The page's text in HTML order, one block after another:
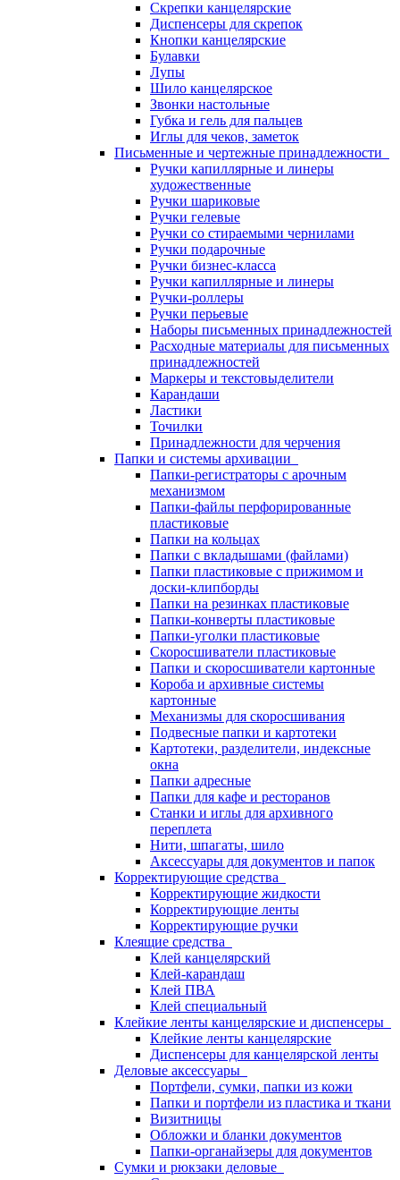
Скрепки канцелярские
Диспенсеры для скрепок
Кнопки канцелярские
Булавки
Лупы
Шило канцелярское
Звонки настольные
Губка и гель для пальцев
Иглы для чеков, заметок
Письменные и чертежные принадлежности
Ручки капиллярные и линеры
художественные
Ручки шариковые
Ручки гелевые
Ручки со стираемыми чернилами
Ручки подарочные
Ручки бизнес-класса
Ручки капиллярные и линеры
Ручки-роллеры
Ручки перьевые
Наборы письменных принадлежностей
Расходные материалы для письменных
принадлежностей
Маркеры и текстовыделители
Карандаши
Ластики
Точилки
Принадлежности для черчения
Папки и системы архивации
Папки-регистраторы с арочным
механизмом
Папки-файлы перфорированные
пластиковые
Папки на кольцах
Папки с вкладышами (файлами)
Папки пластиковые с прижимом и
доски-клипборды
Папки на резинках пластиковые
Папки-конверты пластиковые
Папки-уголки пластиковые
Скоросшиватели пластиковые
Папки и скоросшиватели картонные
Короба и архивные системы
картонные
Механизмы для скоросшивания
Подвесные папки и картотеки
Картотеки, разделители, индексные
окна
Папки адресные
Папки для кафе и ресторанов
Станки и иглы для архивного
переплета
Нити, шпагаты, шило
Аксессуары для документов и папок
Корректирующие средства
Корректирующие жидкости
Корректирующие ленты
Корректирующие ручки
Клеящие средства
Клей канцелярский
Клей-карандаш
Клей ПВА
Клей специальный
Клейкие ленты канцелярские и диспенсеры
Клейкие ленты канцелярские
Диспенсеры для канцелярской ленты
Деловые аксессуары
Портфели, сумки, папки из кожи
Папки и портфели из пластика и ткани
Визитницы
Обложки и бланки документов
Папки-органайзеры для документов
Сумки и рюкзаки деловые